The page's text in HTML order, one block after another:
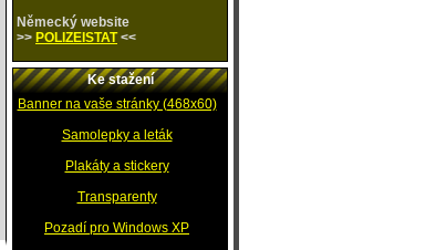
Německý website
>> POLIZEISTAT <<
Ke stažení
Banner na vaše stránky (468x60)
Samolepky a leták
Plakáty a stickery
Transparenty
Pozadí pro Windows XP